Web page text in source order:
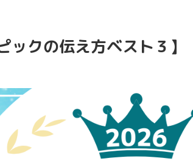
ックの伝え方ベスト３】